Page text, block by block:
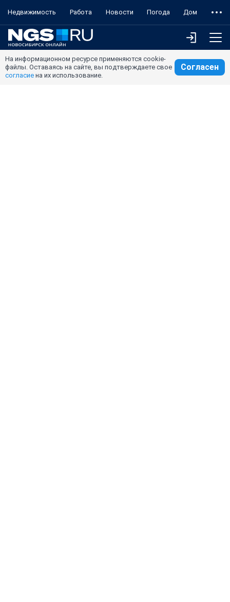
Недвижимость Работа Новости Погода Дом
На информационном ресурсе применяются cookie-
файлы. Оставаясь на сайте, вы подтверждаете свое
согласие на их использование.
Согласен